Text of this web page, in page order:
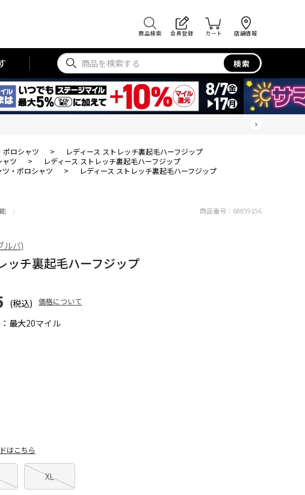
商品検索 会員登録 カート 店舗情報
検索
ポロシャツ >
レディース ストレッチ裏起毛ハーフジップ
ャツ >
レディース ストレッチ裏起毛ハーフジップ
ツ・ポロシャツ > レディース ストレッチ裏起毛ハーフジップ
最大20マイル
ッチ裏起毛ハーフジップ
(税込) 価格について
XL
はこちら
商品番号： 68859156
ルバ)